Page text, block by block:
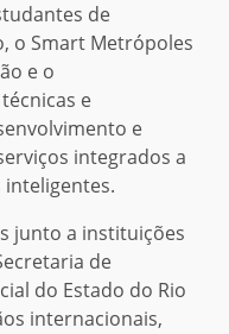
de
o Smart Metrópoles
e o
e
e
integrados a
junto a instituições
de
do Estado do Rio
internacionais,